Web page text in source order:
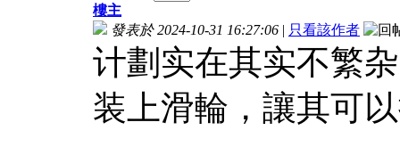
樓主
發表於 2024-10-31 16:27:06 | 只看該作者
计劃实在其实不繁
装上滑輪，讓其可